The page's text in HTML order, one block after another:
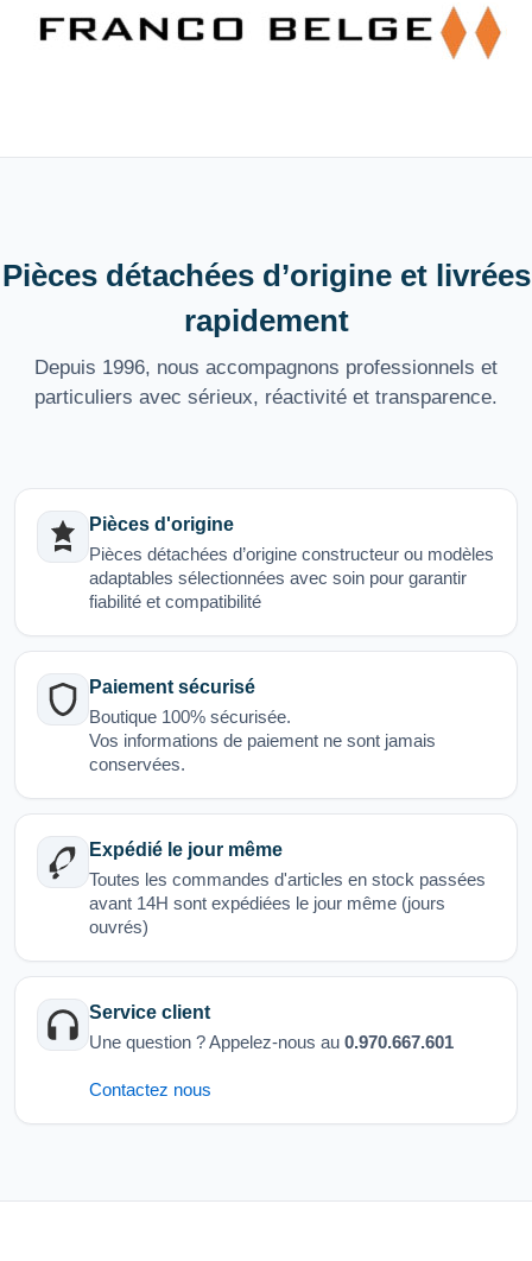
Pièces détachées d’origine et livrées
rapidement
Depuis 1996, nous accompagnons professionnels et
particuliers avec sérieux, réactivité et transparence.
Pièces d'origine
Pièces détachées d’origine constructeur ou modèles
adaptables sélectionnées avec soin pour garantir
fiabilité et compatibilité
Paiement sécurisé
Boutique 100% sécurisée.
Vos informations de paiement ne sont jamais
conservées.
Expédié le jour même
Toutes les commandes d'articles en stock passées
avant 14H sont expédiées le jour même (jours
ouvrés)
Service client
Une question ? Appelez-nous au 0.970.667.601
Contactez nous